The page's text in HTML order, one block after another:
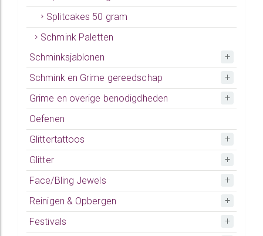
Splitcakes 50 gram
Schmink Paletten
Schminksjablonen
Schmink en Grime gereedschap
Grime en overige benodigdheden
Oefenen
Glittertattoos
Glitter
Face/Bling Jewels
Reinigen & Opbergen
Festivals